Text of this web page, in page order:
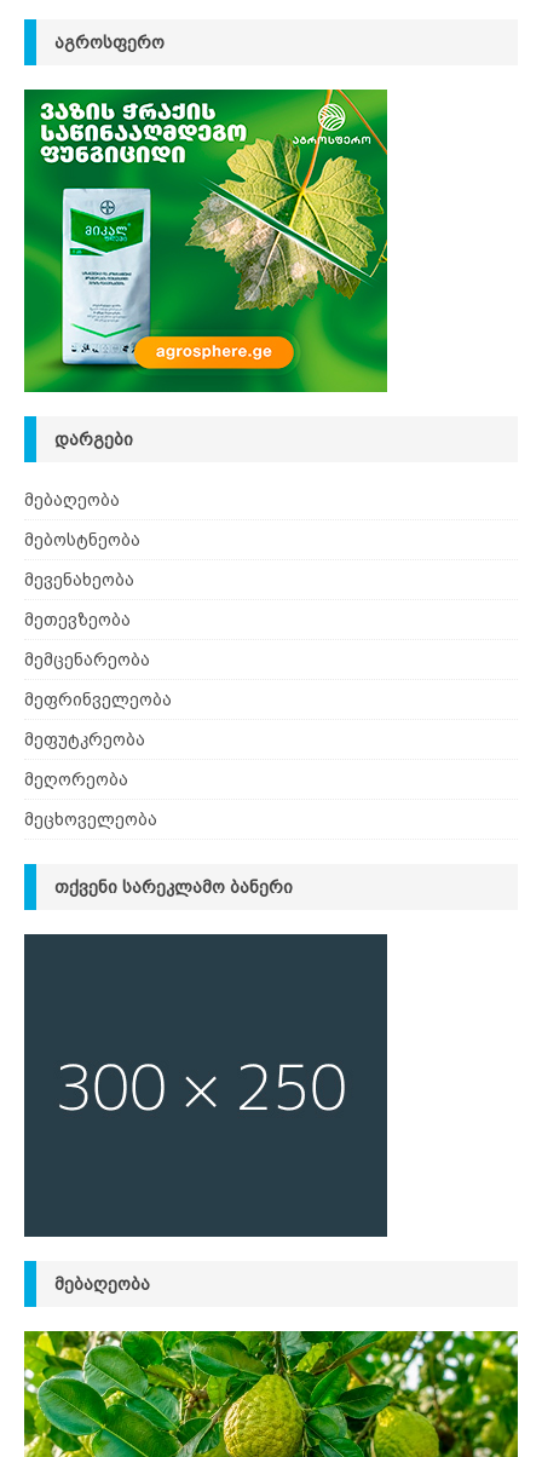
ᲐᲒᲠᲝᲡᲤᲔᲠᲝ
ᲓᲐᲠᲒᲔᲑᲘ
მებაღეობა
მებოსტნეობა
მევენახეობა
მეთევზეობა
მემცენარეობა
მეფრინველეობა
მეფუტკრეობა
მეღორეობა
მეცხოველეობა
ᲗᲥᲕᲔᲜᲘ ᲡᲐᲠᲔᲙᲚᲐᲛᲝ ᲑᲐᲜᲔᲠᲘ
ᲛᲔᲑᲐᲦᲔᲝᲑᲐ